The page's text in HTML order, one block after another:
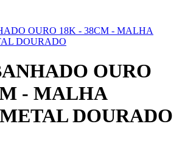
OURO 18K - 38CM - MALHA
DOURADO
OURO
- MALHA
DOURADO